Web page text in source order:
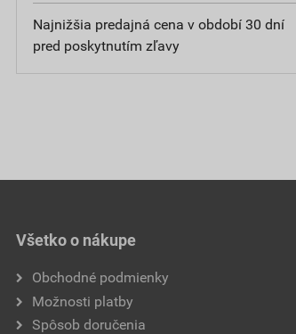
Najnižšia predajná cena v období 30 dní
pred poskytnutím zľavy
Všetko o nákupe
Obchodné podmienky
Možnosti platby
Spôsob doručenia